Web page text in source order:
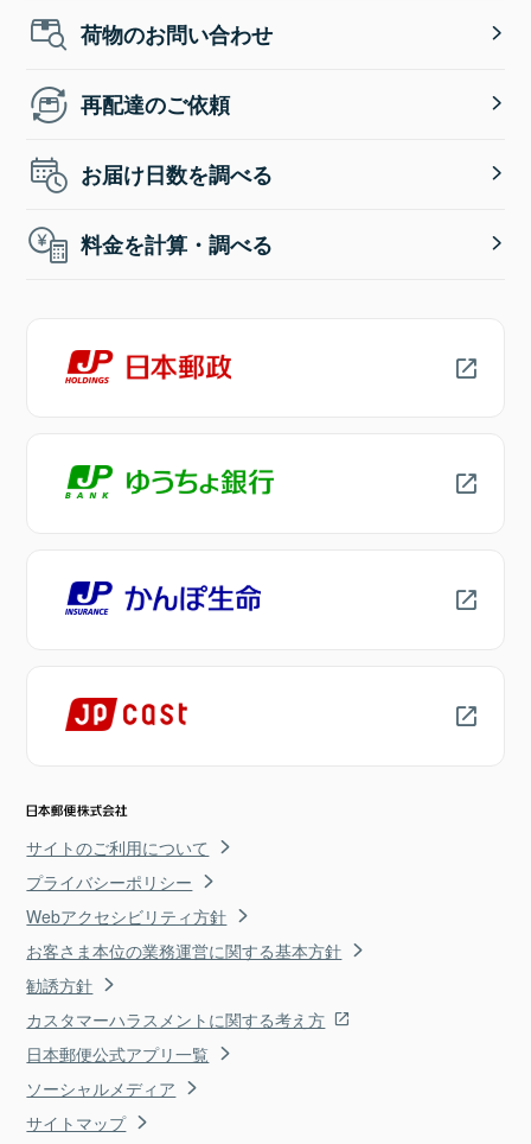
荷物のお問い合わせ
再配達のご依頼
お届け日数を調べる
料金を計算・調べる
サイトのご利用について
プライバシーポリシー
Webアクセシビリティ方針
お客さま本位の業務運営に関する基本方針
勧誘方針
カスタマーハラスメントに関する考え方
日本郵便公式アプリ一覧
ソーシャルメディア
サイトマップ